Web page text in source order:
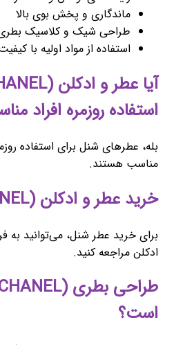
ماندگاری و پخش بوی بالا
طراحی شیک و کلاسیک
استفاده از مواد اولیه با
استفاده روزمره افراد
بله، عطرهای شنل برای استفاده
مناسب هستند.
خرید عطر و ادکلن (CHANEL) شنل
برای خرید عطر شنل، می‌توانید به
ادکلن مراجعه کنید.
است؟